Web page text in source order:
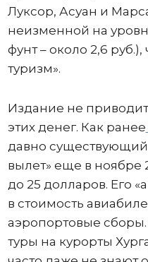
Луксор, Асуан и
неизменной на
фунт – около 2,6
туризм».
Издание не
этих денег. Как ранее
давно существующий
вылет» еще в ноябре
до 25 долларов. Его
в стоимость
аэропортовые
туры на курорты